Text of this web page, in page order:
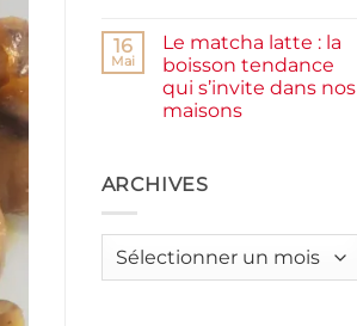
à
La
Grande
Motte
sur
Recettes
d’été
petit
budget
menus
complets
3€
16
Mai
Le matcha latte : la
boisson tendance
qui s’invite dans nos
maisons
Le
matcha
boisson
ARCHIVES
Archives